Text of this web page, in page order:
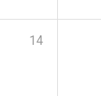
14